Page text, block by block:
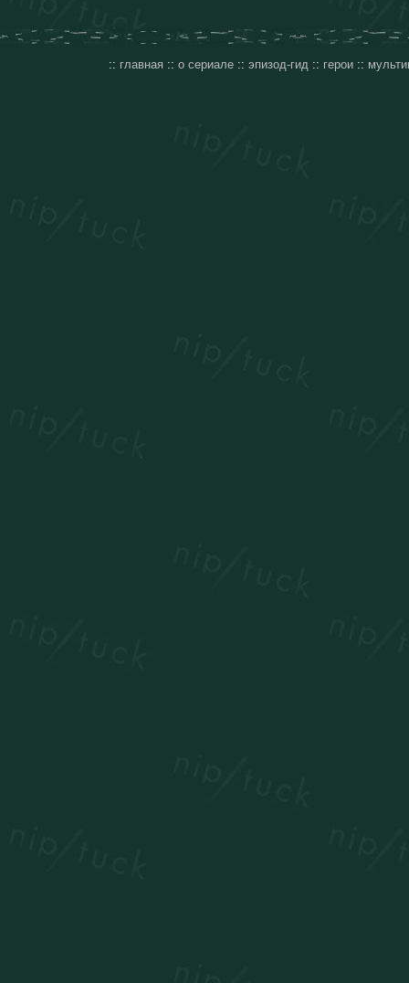
:: главная :: о сериале :: эпизод-гид :: герои ::